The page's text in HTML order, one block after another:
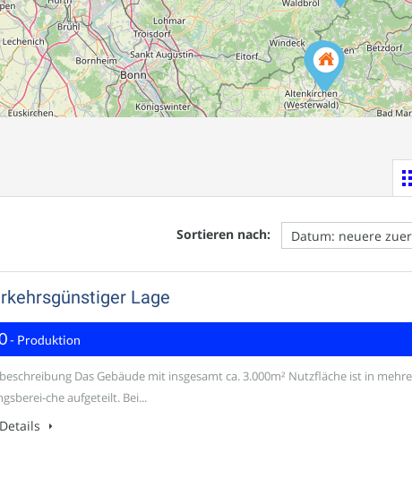
Sortieren nach:
Lage
- Produktion
Das Gebäude mit insgesamt ca. 3.000m² Nutzfläche ist in
che aufgeteilt. Bei...